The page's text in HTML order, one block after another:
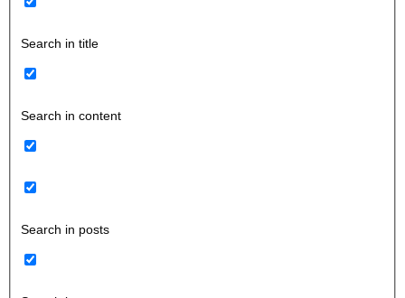
Search in title
Search in content
Search in posts